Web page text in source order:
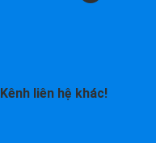
Kênh liên hệ khác!